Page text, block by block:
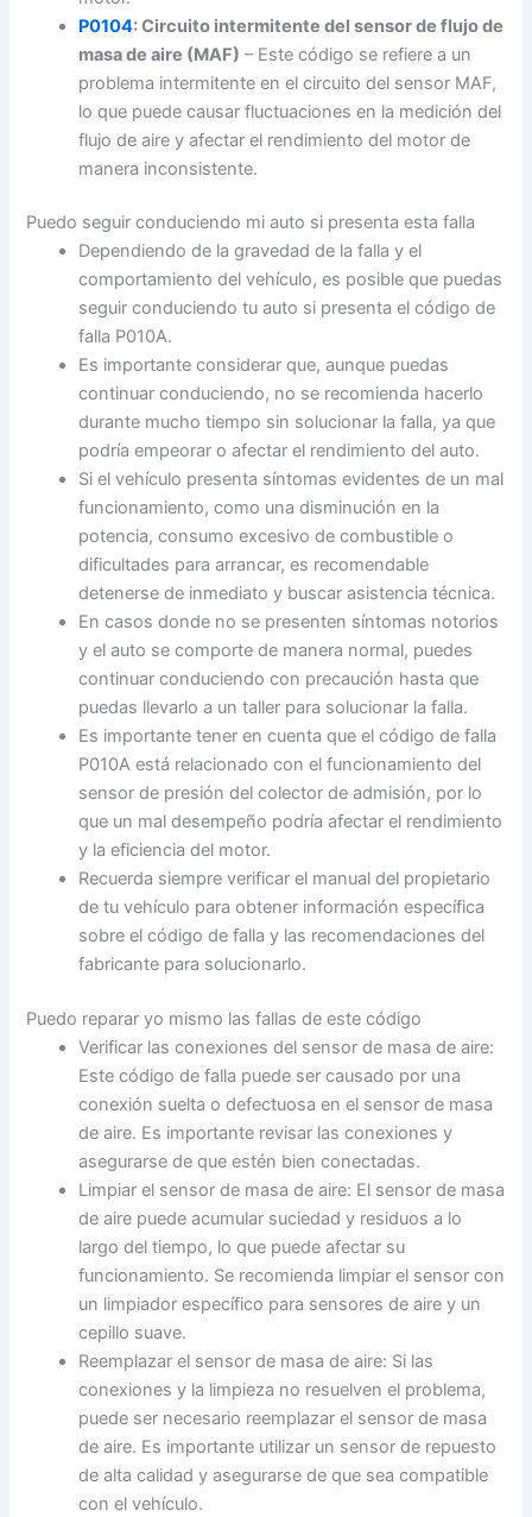
P0104: Circuito intermitente del sensor de flujo de
masa de aire (MAF) – Este código se refiere a un
problema intermitente en el circuito del sensor MAF,
lo que puede causar fluctuaciones en la medición del
flujo de aire y afectar el rendimiento del motor de
manera inconsistente.
Puedo seguir conduciendo mi auto si presenta esta falla
Dependiendo de la gravedad de la falla y el
comportamiento del vehículo, es posible que puedas
seguir conduciendo tu auto si presenta el código de
falla P010A.
Es importante considerar que, aunque puedas
continuar conduciendo, no se recomienda hacerlo
durante mucho tiempo sin solucionar la falla, ya que
podría empeorar o afectar el rendimiento del auto.
Si el vehículo presenta síntomas evidentes de un mal
funcionamiento, como una disminución en la
potencia, consumo excesivo de combustible o
dificultades para arrancar, es recomendable
detenerse de inmediato y buscar asistencia técnica.
En casos donde no se presenten síntomas notorios
y el auto se comporte de manera normal, puedes
continuar conduciendo con precaución hasta que
puedas llevarlo a un taller para solucionar la falla.
Es importante tener en cuenta que el código de falla
P010A está relacionado con el funcionamiento del
sensor de presión del colector de admisión, por lo
que un mal desempeño podría afectar el rendimiento
y la eficiencia del motor.
Recuerda siempre verificar el manual del propietario
de tu vehículo para obtener información específica
sobre el código de falla y las recomendaciones del
fabricante para solucionarlo.
Puedo reparar yo mismo las fallas de este código
Verificar las conexiones del sensor de masa de aire:
Este código de falla puede ser causado por una
conexión suelta o defectuosa en el sensor de masa
de aire. Es importante revisar las conexiones y
asegurarse de que estén bien conectadas.
Limpiar el sensor de masa de aire: El sensor de masa
de aire puede acumular suciedad y residuos a lo
largo del tiempo, lo que puede afectar su
funcionamiento. Se recomienda limpiar el sensor con
un limpiador específico para sensores de aire y un
cepillo suave.
Reemplazar el sensor de masa de aire: Si las
conexiones y la limpieza no resuelven el problema,
puede ser necesario reemplazar el sensor de masa
de aire. Es importante utilizar un sensor de repuesto
de alta calidad y asegurarse de que sea compatible
con el vehículo.